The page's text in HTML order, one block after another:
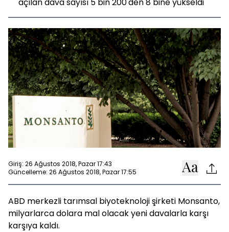
Giriş: 26 Ağustos 2018, Pazar 17:43
Güncelleme: 26 Ağustos 2018, Pazar 17:55
ABD merkezli tarımsal biyoteknoloji şirketi Monsanto,
milyarlarca dolara mal olacak yeni davalarla karşı
karşıya kaldı.